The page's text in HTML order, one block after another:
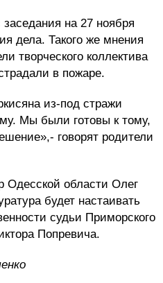
заседания на 27 ноября
дела. Такого же мнения
творческого коллектива
в пожаре.
из-под стражи
Мы были готовы к тому,
говорят родители
Одесской области Олег
будет настаивать
судьи Приморского
Попревича.